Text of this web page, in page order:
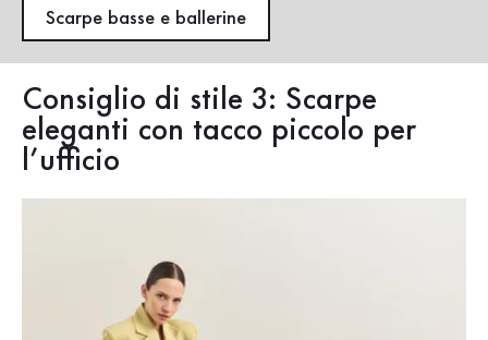
Scarpe basse e ballerine
Consiglio di stile 3: Scarpe
eleganti con tacco piccolo per
l’ufficio